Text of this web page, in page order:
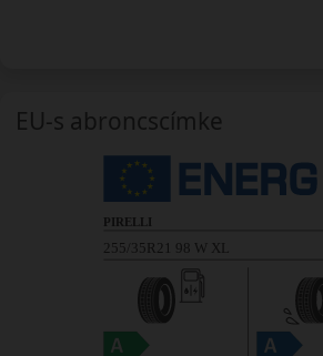
EU-s abroncscímke